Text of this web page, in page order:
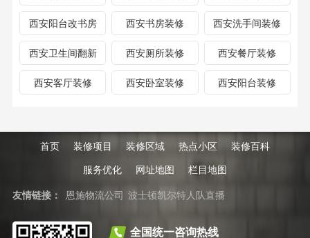
西安阳台改书房 西安书房装修 西安洗手间装修
西安卫生间翻新 西安厕所装修 西安餐厅装修
西安客厅装修 西安卧室装修 西安阳台装修
首页 装修项目 装修区域 热点小区 装修百科
服务优化 网址地图 栏目地图
友情链接： 恩施物流公司 波士顿凯尔特人队直播
全国统一咨询热线